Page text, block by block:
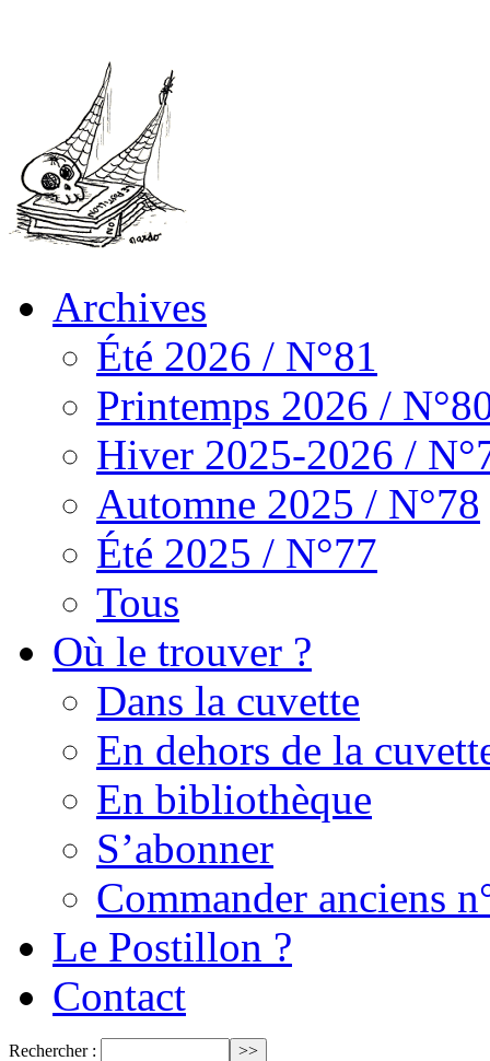
Archives
Été 2026 / N°81
Printemps 2026 /
Hiver 2025-2026 /
Automne 2025 / N°78
Été 2025 / N°77
Tous
Où le trouver ?
Dans la cuvette
En dehors de la
En bibliothèque
S’abonner
Commander anciens
Le Postillon ?
Contact
Rechercher :